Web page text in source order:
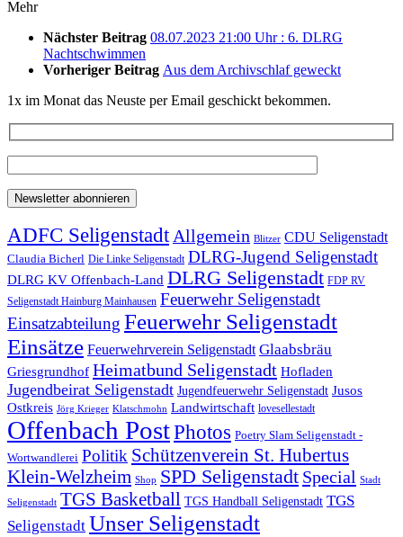
Mehr
Nächster Beitrag 08.07.2023 21:00 Uhr : 6. DLRG
Nachtschwimmen
Vorheriger Beitrag Aus dem Archivschlaf geweckt
1x im Monat das Neuste per Email geschickt bekommen.
ADFC SeligenstadtAllgemein Blitzer CDU Seligenstadt
Claudia Bicherl Die Linke Seligenstadt DLRG-Jugend Seligenstadt
DLRG KV Offenbach-Land DLRG Seligenstadt FDP RV
Seligenstadt Hainburg Mainhausen Feuerwehr Seligenstadt
Einsatzabteilung Feuerwehr Seligenstadt
Einsätze Feuerwehrverein Seligenstadt Glaabsbräu
Griesgrundhof Heimatbund Seligenstadt Hofladen
Jugendbeirat Seligenstadt Jugendfeuerwehr Seligenstadt Jusos
Ostkreis Jörg Krieger Klatschmohn Landwirtschaft lovesellestadt
Offenbach PostPhotos Poetry Slam Seligenstadt -
Wortwandlerei Politik Schützenverein St. Hubertus
Klein-Welzheim Shop SPD Seligenstadt Special Stadt
Seligenstadt TGS Basketball TGS Handball Seligenstadt TGS
Seligenstadt Unser Seligenstadt